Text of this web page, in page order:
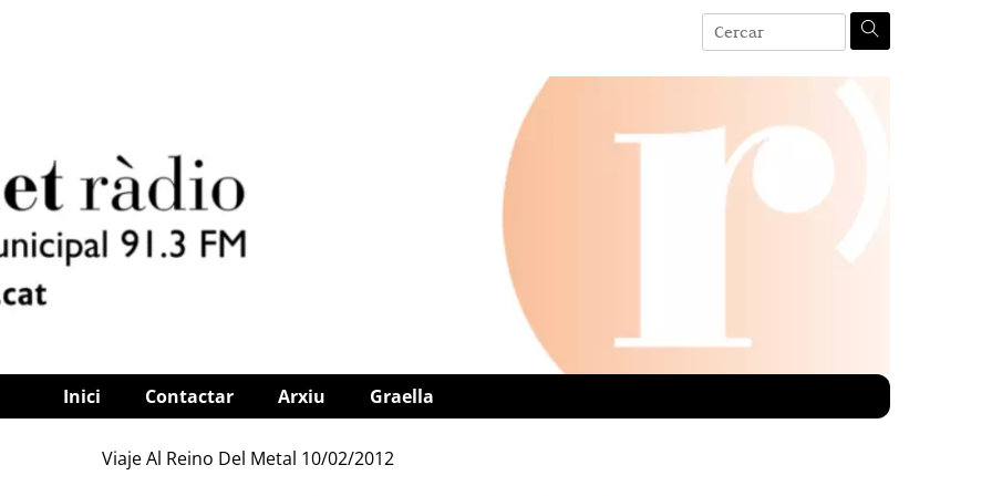
Inici Contactar Arxiu Graella
Viaje Al Reino Del Metal 10/02/2012